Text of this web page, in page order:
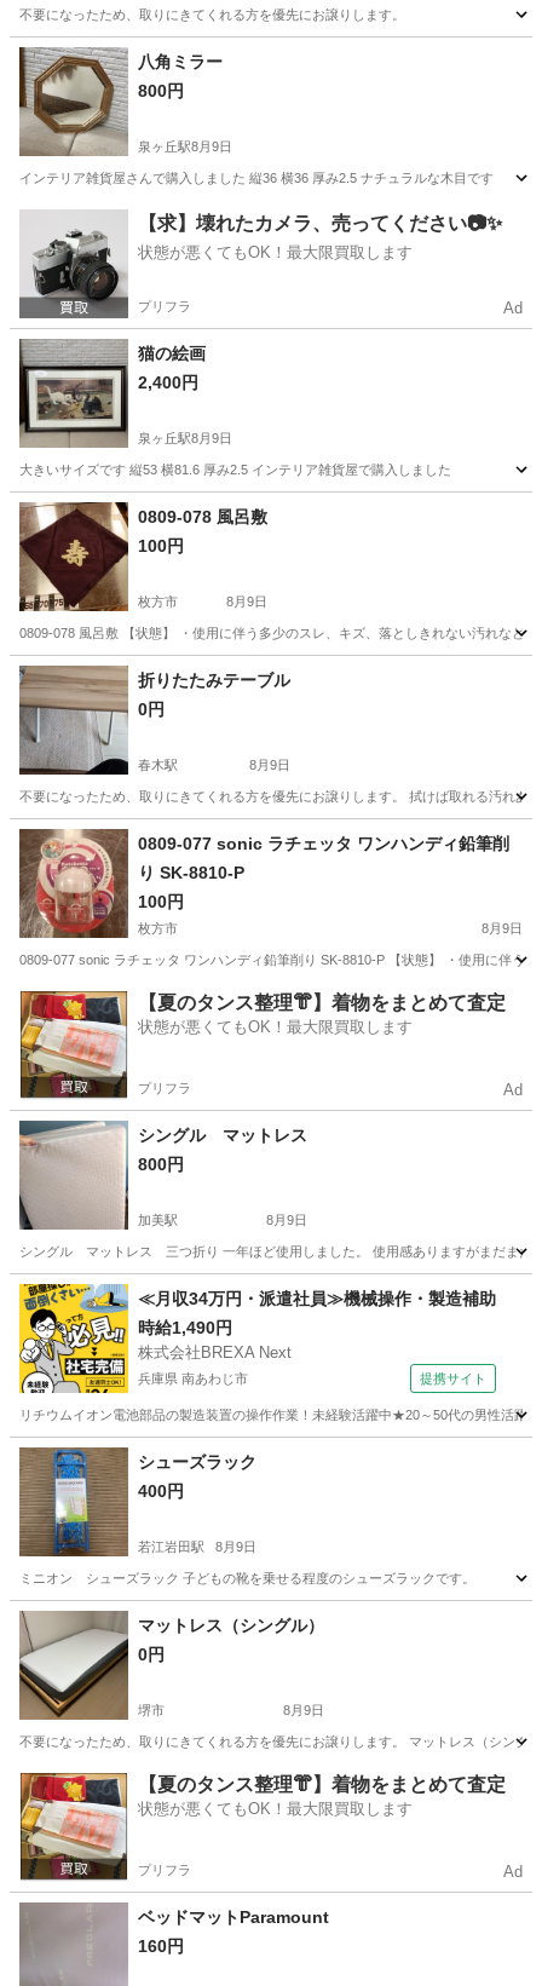
不要になったため、取りにきてくれる方を優先にお譲りします。
大阪 大阪市 駒川中野駅
八角ミラー
800円
泉ヶ丘駅8月9日
インテリア雑貨屋さんで購入しました 縦36 横36 厚み2.5 ナチュラルな木目です
泉ヶ丘駅 ミラー/鏡 ミラー
【求】壊れたカメラ、売ってください📷✨
状態が悪くてもOK！最大限買取します
プリフラ Ad
猫の絵画
2,400円
泉ヶ丘駅8月9日
大きいサイズです 縦53 横81.6 厚み2.5 インテリア雑貨屋で購入しました
大阪 堺市 インテリア雑貨/小物
0809-078 風呂敷
100円
枚方市 8月9日
0809-078 風呂敷 【状態】 ・使用に伴う多少のスレ、キズ、落としきれない汚れな
大阪 枚方市 インテリア雑貨/小物
折りたたみテーブル
0円
春木駅 8月9日
不要になったため、取りにきてくれる方を優先にお譲りします。 拭けば取れる汚れあ
大阪 岸和田市 テーブル
0809-077 sonic ラチェッタ ワンハンディ鉛筆削
り SK-8810-P
100円
枚方市 8月9日
0809-077 sonic ラチェッタ ワンハンディ鉛筆削り SK-8810-P 【状態】 ・使用に伴う
大阪 枚方市 収納家具 鉛筆削り
【夏のタンス整理👘】着物をまとめて査定
状態が悪くてもOK！最大限買取します
プリフラ Ad
シングル マットレス
800円
加美駅 8月9日
シングル マットレス 三つ折り 一年ほど使用しました。 使用感ありますがまだまだ
大阪 大阪市 加美駅 寝具
≪月収34万円・派遣社員≫機械操作・製造補助
時給1,490円
株式会社BREXA Next
兵庫県 南あわじ市 提携サイト
リチウムイオン電池部品の製造装置の操作作業！未経験活躍中★20～50代の男性活
兵庫 南あわじ市 その他
シューズラック
400円
若江岩田駅 8月9日
ミニオン シューズラック 子どもの靴を乗せる程度のシューズラックです。
大阪 東大阪市 若江岩田駅 収納家具
マットレス（シングル）
0円
堺市 8月9日
不要になったため、取りにきてくれる方を優先にお譲りします。 マットレス（シン
大阪 堺市 ベッド
【夏のタンス整理👘】着物をまとめて査定
状態が悪くてもOK！最大限買取します
プリフラ Ad
ベッドマットParamount
160円